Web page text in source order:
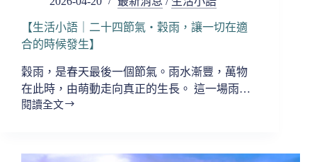
【生活小語｜二十四節氣・穀雨，讓一切在適
合的時候發生】
穀雨，是春天最後一個節氣。雨水漸豐，萬物
在此時，由萌動走向真正的生長。 這一場雨…
閱讀全文
【生
語